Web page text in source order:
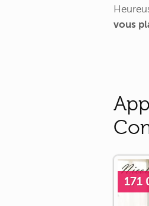
vous
171